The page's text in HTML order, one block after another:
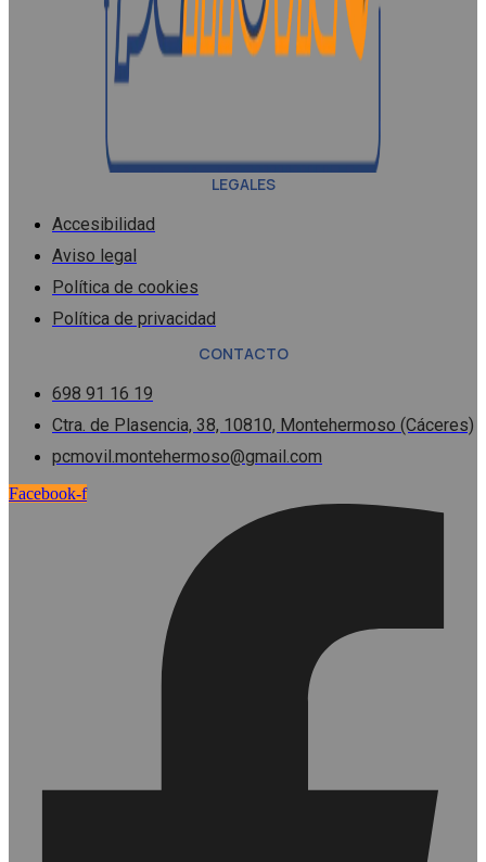
LEGALES
Accesibilidad
Aviso legal
Política de cookies
Política de privacidad
CONTACTO
698 91 16 19
Ctra. de Plasencia, 38, 10810, Montehermoso (Cáceres)
pcmovil.montehermoso@gmail.com
Facebook-f